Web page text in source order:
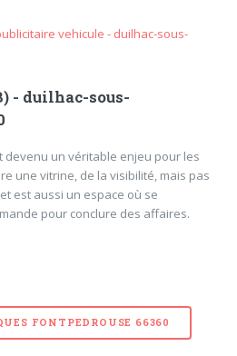
- duilhac-sous-
devenu un véritable enjeu pour les
une vitrine, de la visibilité, mais pas
est aussi un espace où se
pour conclure des affaires.
FONTPEDROUSE 66360